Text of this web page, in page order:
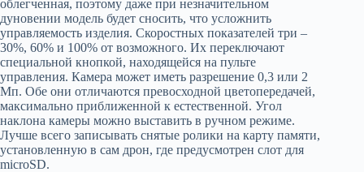
облегченная, поэтому даже при незначительном
дуновении модель будет сносить, что усложнить
управляемость изделия. Скоростных показателей три –
30%, 60% и 100% от возможного. Их переключают
специальной кнопкой, находящейся на пульте
управления. Камера может иметь разрешение 0,3 или 2
Мп. Обе они отличаются превосходной цветопередачей,
максимально приближенной к естественной. Угол
наклона камеры можно выставить в ручном режиме.
Лучше всего записывать снятые ролики на карту памяти,
установленную в сам дрон, где предусмотрен слот для
microSD.